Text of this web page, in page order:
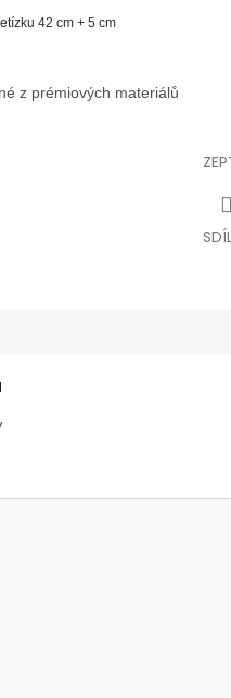
42 cm + 5 cm
z prémiových materiálů